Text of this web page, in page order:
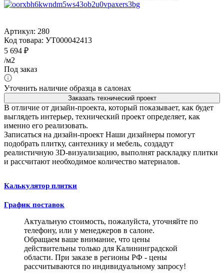
Артикул: 280
Код товара: УТ000042413
5 694 ₽
/м2
Под заказ
Уточнить наличие образца в салонах
Заказать технический проект
В отличие от дизайн-проекта, который показывает, как будет
выглядеть интерьер, технический проект определяет, как
именно его реализовать.
Записаться на дизайн-проект Наши дизайнеры помогут
подобрать плитку, сантехнику и мебель, создадут
реалистичную 3D-визуализацию, выполнят раскладку плитки
и рассчитают необходимое количество материалов.
Калькулятор плитки
График поставок
Актуальную стоимость, пожалуйста, уточняйте по
телефону, или у менеджеров в салоне.
Обращаем ваше внимание, что цены
действительны только для Калининградской
области. При заказе в регионы РФ - цены
рассчитываются по индивидуальному запросу!